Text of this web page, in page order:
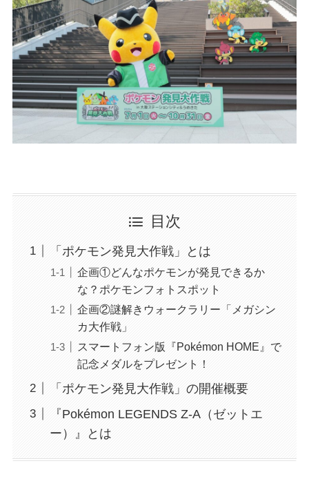
目次
「ポケモン発見大作戦」とは
企画①どんなポケモンが発見できるか
な？ポケモンフォトスポット
企画②謎解きウォークラリー「メガシン
カ大作戦」
スマートフォン版『Pokémon HOME』で
記念メダルをプレゼント！
「ポケモン発見大作戦」の開催概要
『Pokémon LEGENDS Z-A（ゼットエ
ー）』とは